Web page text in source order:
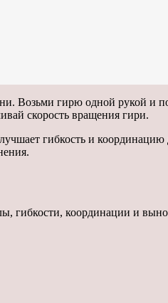
Возьми гирю одной рукой и
скорость вращения гири.
гибкость и
гибкости, координации и